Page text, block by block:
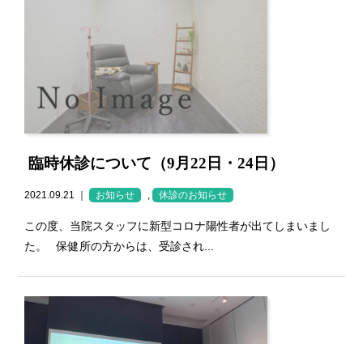
臨時休診について（9月22日・24日）
2021.09.21 ｜ お知らせ 休診のお知らせ
この度、当院スタッフに新型コロナ陽性者が出てしまいまし
た。 保健所の方からは、受診され...